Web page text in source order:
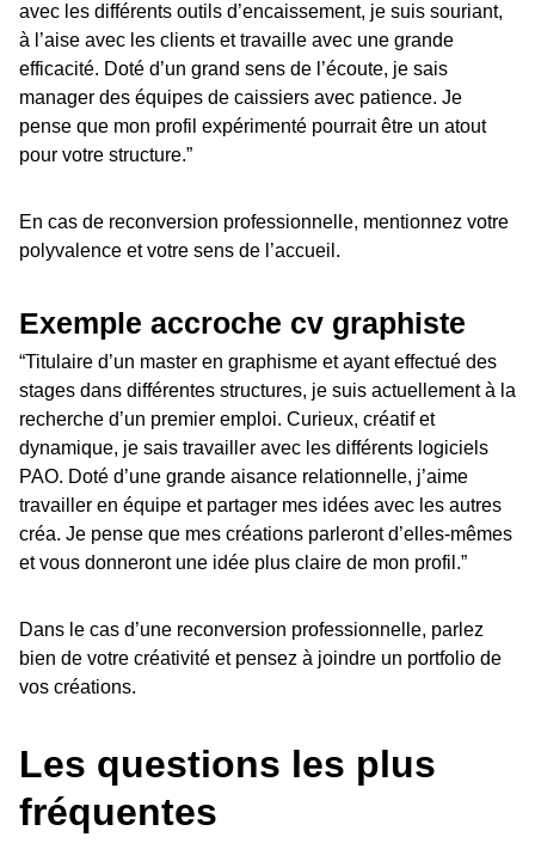
avec les différents outils d’encaissement, je suis souriant,
à l’aise avec les clients et travaille avec une grande
efficacité. Doté d’un grand sens de l’écoute, je sais
manager des équipes de caissiers avec patience. Je
pense que mon profil expérimenté pourrait être un atout
pour votre structure.”
En cas de reconversion professionnelle, mentionnez votre
polyvalence et votre sens de l’accueil.
Exemple accroche cv graphiste
“Titulaire d’un master en graphisme et ayant effectué des
stages dans différentes structures, je suis actuellement à la
recherche d’un premier emploi. Curieux, créatif et
dynamique, je sais travailler avec les différents logiciels
PAO. Doté d’une grande aisance relationnelle, j’aime
travailler en équipe et partager mes idées avec les autres
créa. Je pense que mes créations parleront d’elles-mêmes
et vous donneront une idée plus claire de mon profil.”
Dans le cas d’une reconversion professionnelle, parlez
bien de votre créativité et pensez à joindre un portfolio de
vos créations.
Les questions les plus
fréquentes